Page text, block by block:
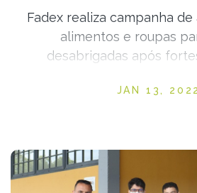
Fadex realiza campanha
alimentos e roupas
desabrigadas após
Posted on
JAN 13, 2022